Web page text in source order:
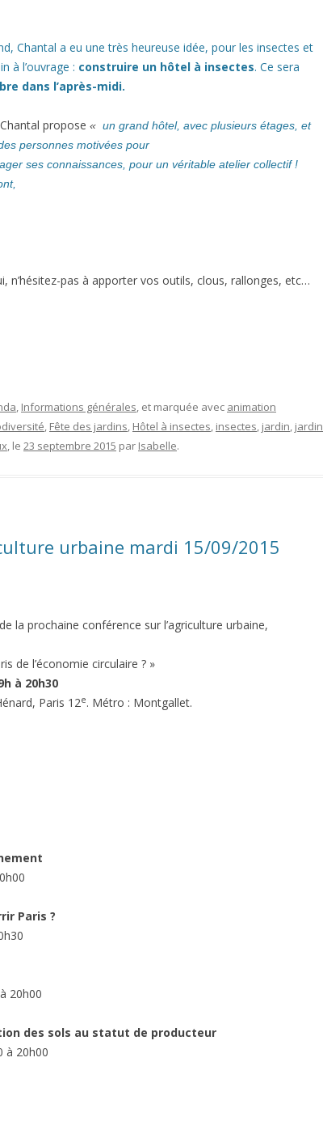
MICHEL
Chantal a eu une très heureuse idée, pour les insectes et
à l’ouvrage : construire un hôtel à insectes. Ce sera
dans l’après-midi.
propose « un grand hôtel, avec plusieurs étages, et
personnes motivées pour
ses connaissances, pour un véritable atelier collectif !
n’hésitez-pas à apporter vos outils, clous, rallonges, etc…
, Informations générales, et marquée avec animation
, Fête des jardins, Hôtel à insectes, insectes, jardin, jardin
, le 23 septembre 2015 par Isabelle.
urbaine mardi 15/09/2015
la prochaine conférence sur l’agriculture urbaine,
de l’économie circulaire ? »
à 20h30
Paris 12e. Métro : Montgallet.
Paris ?
20h00
des sols au statut de producteur
à 20h00